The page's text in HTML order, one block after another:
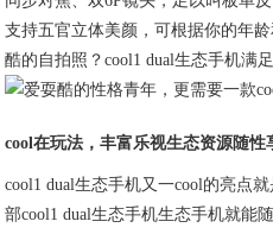
支持五官立体美颜，可根据你的年
酷的自拍照？cool1 dual生态手机满
cool在玩法，丰富乐视生态资源随性
cool1 dual生态手机又一cool的亮点
部cool1 dual生态手机生态手机就能